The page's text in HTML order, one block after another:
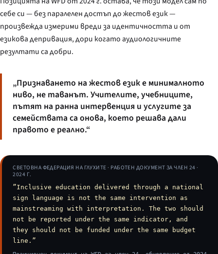
себе си — без паралелен достъп до жестов език —
произвежда измерими вреди за идентичността и от
езикова депривация, дори когато аудиологичните
резултати са добри.
„Признаването на жестов език е минималното
ниво, не таванът. Учителите, учебниците,
пътят на ранна интервенция и услугите за
семействата са онова, което решава дали
правото е реално.“
СВЕТОВНА ФЕДЕРАЦИЯ НА ГЛУХИТЕ · РАБОТЕН ДОКУМЕНТ ЗА ЧЛЕН 24 ·
2024 Г.
”Inclusive education delivered through a national
sign language is not the same intervention as
mainstreaming with interpretation. The two should
not be reported under the same indicator, and
they should not be funded under the same budget
line.”